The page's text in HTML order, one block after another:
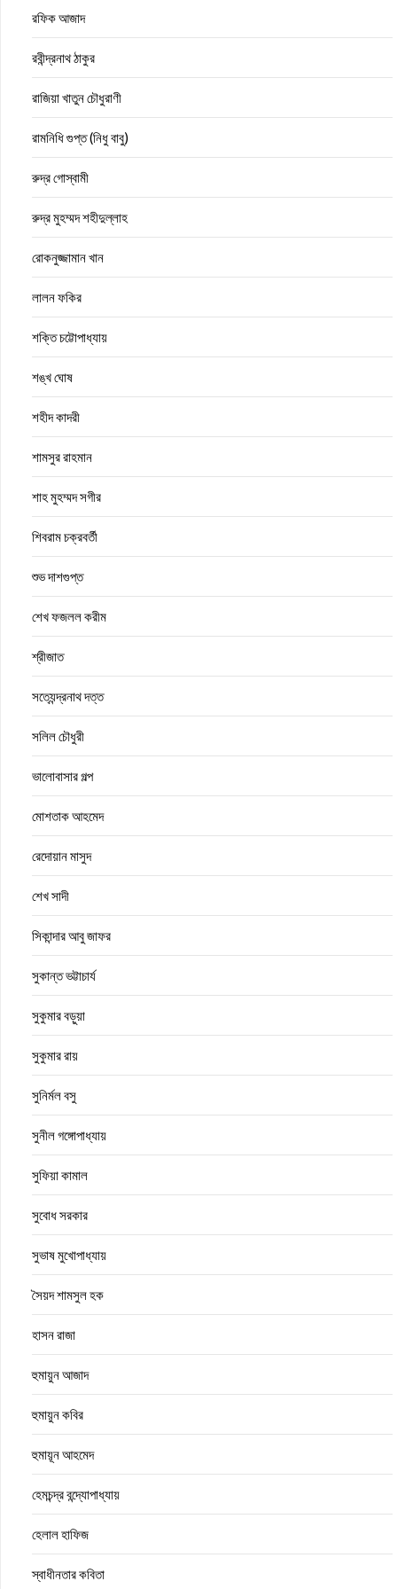
রফিক আজাদ
রবীন্দ্রনাথ ঠাকুর
রাজিয়া খাতুন চৌধুরাণী
রামনিধি গুপ্ত (নিধু বাবু)
রুদ্র গোস্বামী
রুদ্র মুহম্মদ শহীদুল্লাহ
রোকনুজ্জামান খান
লালন ফকির
শক্তি চট্টোপাধ্যায়
শঙ্খ ঘোষ
শহীদ কাদরী
শামসুর রাহমান
শাহ মুহম্মদ সগীর
শিবরাম চক্রবর্তী
শুভ দাশগুপ্ত
শেখ ফজলল করীম
শ্রীজাত
সত্যেন্দ্রনাথ দত্ত
সলিল চৌধুরী
ভালোবাসার গল্প
মোশতাক আহমেদ
রেদোয়ান মাসুদ
শেখ সাদী
সিকান্দার আবু জাফর
সুকান্ত ভট্টাচার্য
সুকুমার বড়ুয়া
সুকুমার রায়
সুনির্মল বসু
সুনীল গঙ্গোপাধ্যায়
সুফিয়া কামাল
সুবোধ সরকার
সুভাষ মুখোপাধ্যায়
সৈয়দ শামসুল হক
হাসন রাজা
হুমায়ুন আজাদ
হুমায়ুন কবির
হুমায়ূন আহমেদ
হেমচন্দ্র বন্দ্যোপাধ্যায়
হেলাল হাফিজ
স্বাধীনতার কবিতা